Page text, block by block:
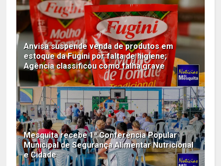
Anvisa suspende venda de produtos em
estoque da Fugini por falta de higiene;
Agência classificou como falha grave
Mesquita recebe 1ª Conferência Popular
Municipal de Segurança Alimentar Nutricional
e Cidade